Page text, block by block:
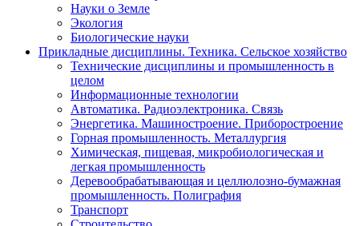
Науки о Земле
Экология
Биологические науки
Прикладные дисциплины. Техника. Сельское хозяйство
Технические дисциплины и промышленность в
целом
Информационные технологии
Автоматика. Радиоэлектроника. Связь
Энергетика. Машиностроение. Приборостроение
Горная промышленность. Металлургия
Химическая, пищевая, микробиологическая и
легкая промышленность
Деревообрабатывающая и целлюлозно-бумажная
промышленность. Полиграфия
Транспорт